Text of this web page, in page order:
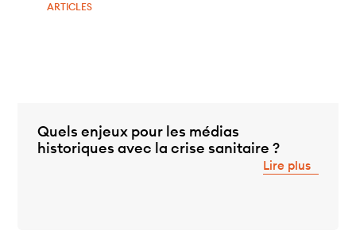
ARTICLES
Quels enjeux pour les médias
historiques avec la crise sanitaire ?
Lire plus